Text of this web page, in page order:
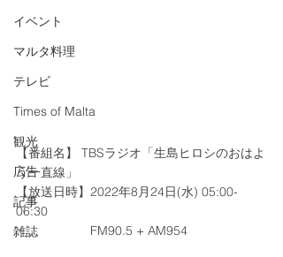
イベント
マルタ料理
テレビ
Times of Malta
観光
広告
記事
雑誌
【番組名】 TBSラジオ「生島ヒロシのおはよ
う一直線」
【放送日時】2022年8月24日(水) 05:00-
06:30
                     FM90.5 + AM954